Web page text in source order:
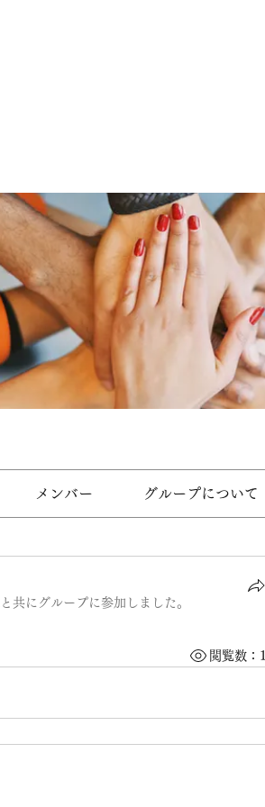
メンバー グループについて
と共にグループに参加しました 。
閲覧数：1